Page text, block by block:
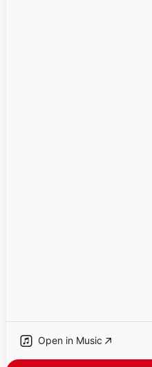
Open in Music